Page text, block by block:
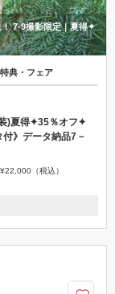
！ 7-9撮影限定｜夏得✦
特典・フェア
)夏得✦35％オフ✦
》データ納品7－
（税込）
4F